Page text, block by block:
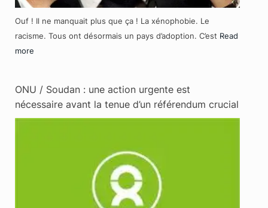
Ouf ! Il ne manquait plus que ça ! La xénophobie. Le
racisme. Tous ont désormais un pays d’adoption. C’est Read
more
ONU / Soudan : une action urgente est
nécessaire avant la tenue d’un référendum crucial